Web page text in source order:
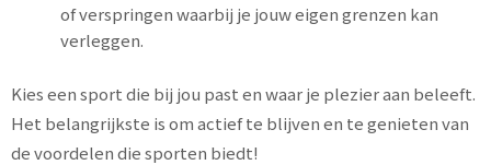
of verspringen waarbij je jouw eigen grenzen kan
verleggen.
Kies een sport die bij jou past en waar je plezier aan beleeft.
Het belangrijkste is om actief te blijven en te genieten van
de voordelen die sporten biedt!